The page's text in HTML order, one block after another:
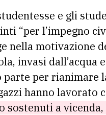
e gli
“per l’impegno
nella motivazione
invasi dall’acqua
parte per rianimare
hanno lavorato
sostenuti a